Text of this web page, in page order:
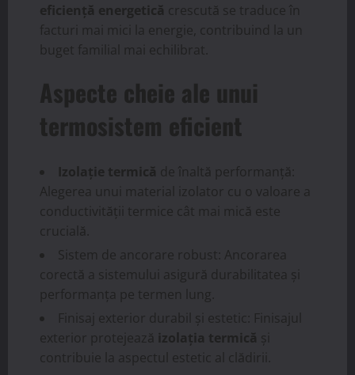
eficiență energetică crescută se traduce în
facturi mai mici la energie, contribuind la un
buget familial mai echilibrat.
Aspecte cheie ale unui
termosistem eficient
Izolație termică de înaltă performanță:
Alegerea unui material izolator cu o valoare a
conductivității termice cât mai mică este
crucială.
Sistem de ancorare robust: Ancorarea
corectă a sistemului asigură durabilitatea și
performanța pe termen lung.
Finisaj exterior durabil și estetic: Finisajul
exterior protejează izolația termică și
contribuie la aspectul estetic al clădirii.